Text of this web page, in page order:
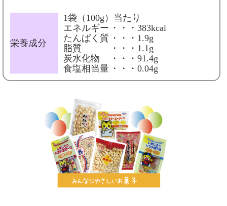
栄養成分
1袋（100g）当たり
エネルギー ・・・383kcal
たんぱく質 ・・・1.9g
脂質
・・・1.1g
炭水化物
・・・91.4g
食塩相当量 ・・・0.04g